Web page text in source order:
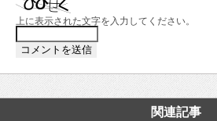
上に表示された文字を入力してください。
関連記事